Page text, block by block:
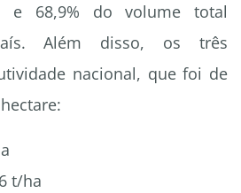
e 68,9% do volume total
Além disso, os três
nacional, que foi de
t/ha